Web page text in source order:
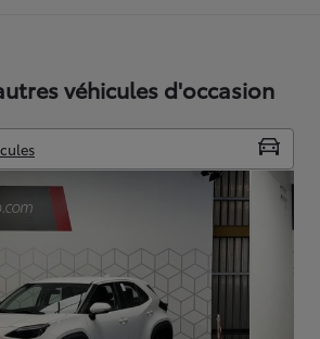
véhicules d'occasion